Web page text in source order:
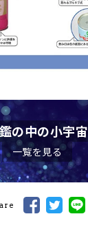
の中の小宇宙
一覧を見る